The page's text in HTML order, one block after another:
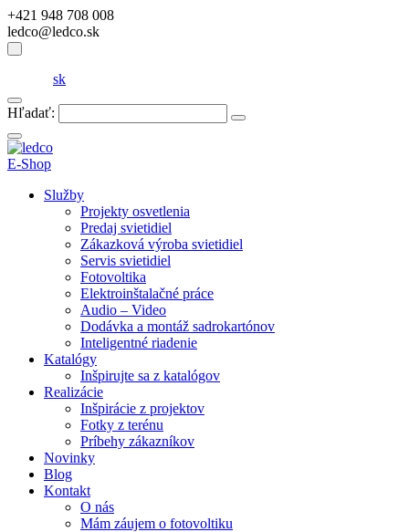
+421 948 708 008
ledco@ledco.sk
sk
Hľadať:
E-Shop
Služby
Projekty osvetlenia
Predaj svietidiel
Zákazková výroba svietidiel
Servis svietidiel
Fotovoltika
Elektroinštalačné práce
Audio – Video
Dodávka a montáž sadrokartónov
Inteligentné riadenie
Katalógy
Inšpirujte sa z katalógov
Realizácie
Inšpirácie z projektov
Fotky z terénu
Príbehy zákazníkov
Novinky
Blog
Kontakt
O nás
Mám záujem o fotovoltiku